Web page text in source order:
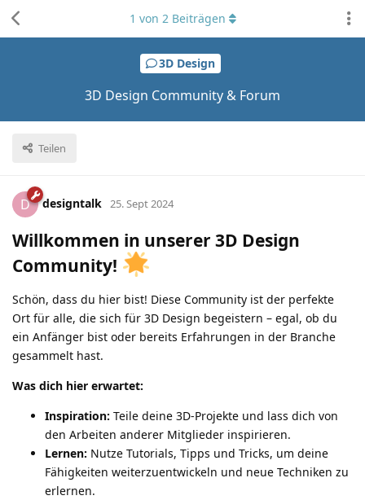
3D Design
3D Design Community & Forum
Teilen
1 von 2Beiträgen
D designtalk 25. Sept 2024
Willkommen in unserer 3D Design
Community!
Schön, dass du hier bist! Diese Community ist der perfekte
Ort für alle, die sich für 3D Design begeistern – egal, ob du
ein Anfänger bist oder bereits Erfahrungen in der Branche
gesammelt hast.
Was dich hier erwartet:
Inspiration: Teile deine 3D-Projekte und lass dich von
den Arbeiten anderer Mitglieder inspirieren.
Lernen: Nutze Tutorials, Tipps und Tricks, um deine
Fähigkeiten weiterzuentwickeln und neue Techniken zu
erlernen.